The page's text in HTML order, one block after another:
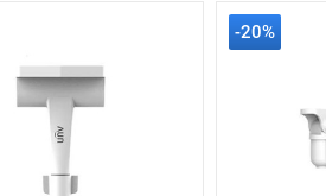
-20%